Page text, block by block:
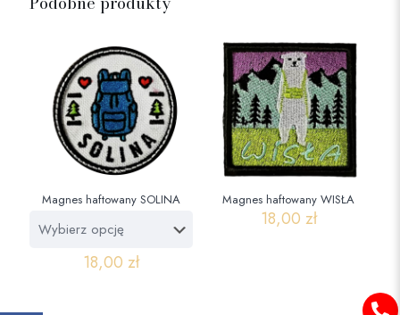
Magnes haftowany SOLINA
18,00zł
Magnes haftowany WISŁA
18,00 zł